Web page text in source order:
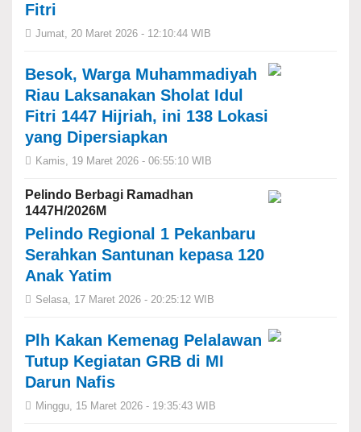
Fitri
Jumat, 20 Maret 2026 - 12:10:44 WIB
Besok, Warga Muhammadiyah
Riau Laksanakan Sholat Idul
Fitri 1447 Hijriah, ini 138 Lokasi
yang Dipersiapkan
Kamis, 19 Maret 2026 - 06:55:10 WIB
Pelindo Berbagi Ramadhan
1447H/2026M
Pelindo Regional 1 Pekanbaru
Serahkan Santunan kepasa 120
Anak Yatim
Selasa, 17 Maret 2026 - 20:25:12 WIB
Plh Kakan Kemenag Pelalawan
Tutup Kegiatan GRB di MI
Darun Nafis
Minggu, 15 Maret 2026 - 19:35:43 WIB